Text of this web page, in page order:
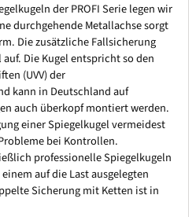
der PROFI Serie legen wir
durchgehende Metallachse sorgt
Die zusätzliche Fallsicherung
Die Kugel entspricht so den
(UVV) der
kann in Deutschland auf
auch überkopf montiert werden.
einer Spiegelkugel vermeidest
bei Kontrollen.
professionelle Spiegelkugeln
auf die Last ausgelegten
Sicherung mit Ketten ist in